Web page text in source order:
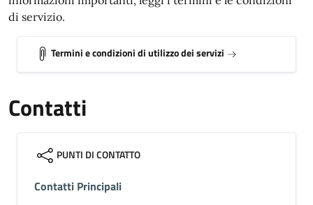
di servizio.
Termini e condizioni di utilizzo dei servizi
Contatti
PUNTI DI CONTATTO
Contatti Principali